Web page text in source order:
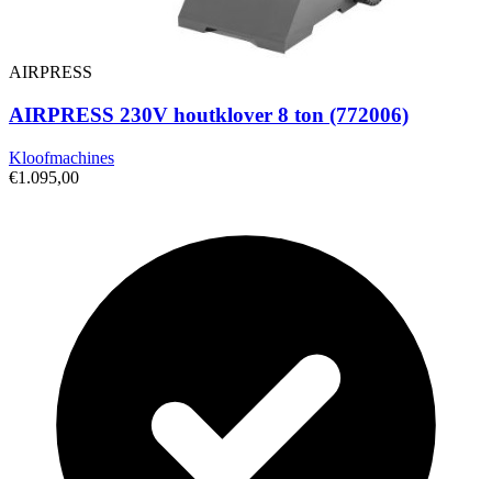
AIRPRESS
AIRPRESS 230V houtklover 8 ton (772006)
Kloofmachines
€1.095,00